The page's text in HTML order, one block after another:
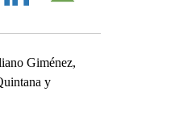
Giménez,
y